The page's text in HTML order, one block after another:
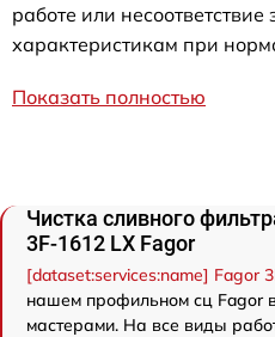
работе или
характеристикам при
Показать полностью
Чистка сливного
3F-1612 LX Fagor
[dataset:services:name] Fagor
нашем профильном сц Fagor
мастерами. На все виды